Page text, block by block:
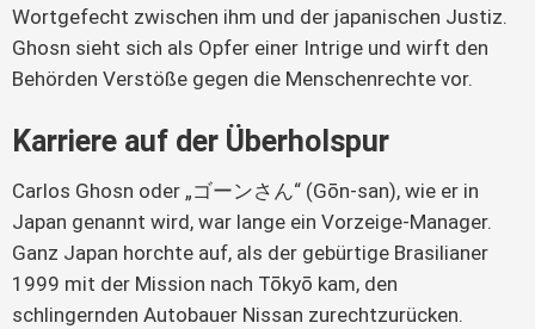
Wortgefecht zwischen ihm und der japanischen Justiz.
Ghosn sieht sich als Opfer einer Intrige und wirft den
Behörden Verstöße gegen die Menschenrechte vor.
Karriere auf der Überholspur
Carlos Ghosn oder „ゴーンさん“ (Gōn-san), wie er in
Japan genannt wird, war lange ein Vorzeige-Manager.
Ganz Japan horchte auf, als der gebürtige Brasilianer
1999 mit der Mission nach Tōkyō kam, den
schlingernden Autobauer Nissan zurechtzurücken.